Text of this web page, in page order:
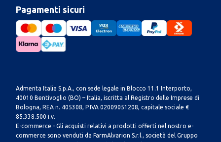
Pagamenti sicuri
Admenta Italia S.p.A., con sede legale in Blocco 11.1 Interporto,
40010 Bentivoglio (BO) – Italia, iscritta al Registro delle Imprese di
Bologna, REA n. 405308, P.IVA 02009051208, capitale sociale €
85.338.500 i.v.
E-commerce - Gli acquisti relativi a prodotti offerti nel nostro e-
commerce sono venduti da FarmAlvarion S.r.l., società del Gruppo